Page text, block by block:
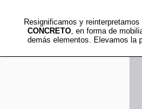
Resignificamos y
CONCRETO, en forma de
demás elementos. Elevamos la